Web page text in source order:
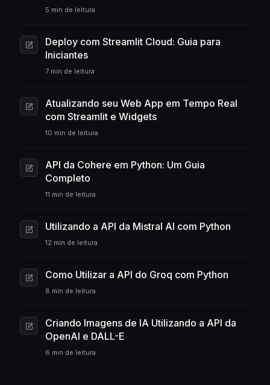
5 min de leitura
Deploy com Streamlit Cloud: Guia para
Iniciantes
7 min de leitura
Atualizando seu Web App em Tempo Real
com Streamlit e Widgets
10 min de leitura
API da Cohere em Python: Um Guia
Completo
11 min de leitura
Utilizando a API da Mistral AI com Python
12 min de leitura
Como Utilizar a API do Groq com Python
8 min de leitura
Criando Imagens de IA Utilizando a API da
OpenAI e DALL-E
6 min de leitura